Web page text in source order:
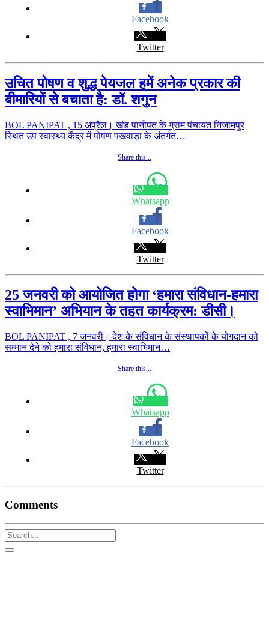
Facebook
Twitter
उचित पोषण व शुद्ध पेयजल हमें अनेक प्रकार की
बीमारियों से बचाता है: डॉ. शगुन
BOL PANIPAT , 15 अप्रैल। खंड पानीपत के ग्राम पंचायत निजामपुर
स्थित उप स्वास्थ्य केंद्र में पोषण पखवाड़ा के अंतर्गत…
Share this...
Whatsapp
Facebook
Twitter
25 जनवरी को आयोजित होगा ‘हमारा संविधान-हमारा
स्वाभिमान’ अभियान के तहत कार्यक्रम: डीसी।
BOL PANIPAT , 7 जनवरी। देश के संविधान के संस्थापकों के योगदान को
सम्मान देने को हमारा संविधान, हमारा स्वाभिमान…
Share this...
Whatsapp
Facebook
Twitter
Comments